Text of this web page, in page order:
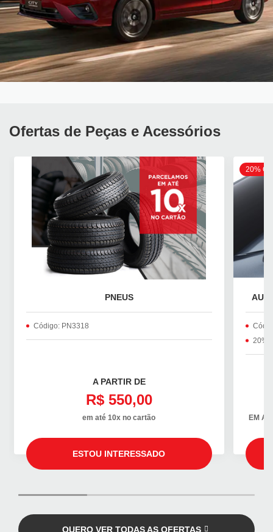
Ofertas de Peças e Acessórios
PNEUS
Código: PN3318
A PARTIR DE
R$ 550,00
em até 10x no cartão
ESTOU INTERESSADO
20%
20%
EM
QUERO VER TODAS AS OFERTAS